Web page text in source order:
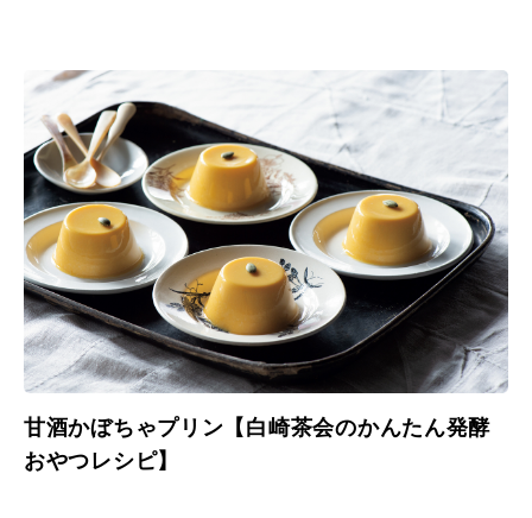
甘酒かぼちゃプリン【白崎茶会のかんたん発酵
おやつレシピ】